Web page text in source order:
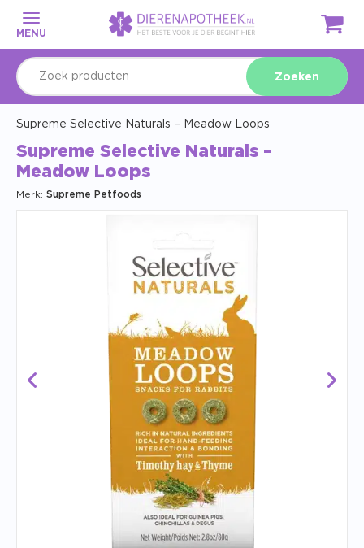
MENU
Zoeken
Supreme Selective Naturals – Meadow Loops
Supreme Selective Naturals –
Meadow Loops
Merk: Supreme Petfoods